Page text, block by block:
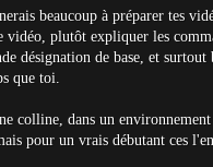
beaucoup à préparer tes
plutôt expliquer les
désignation de base, et
que toi.
colline, dans un
pour un vrais débutant ces